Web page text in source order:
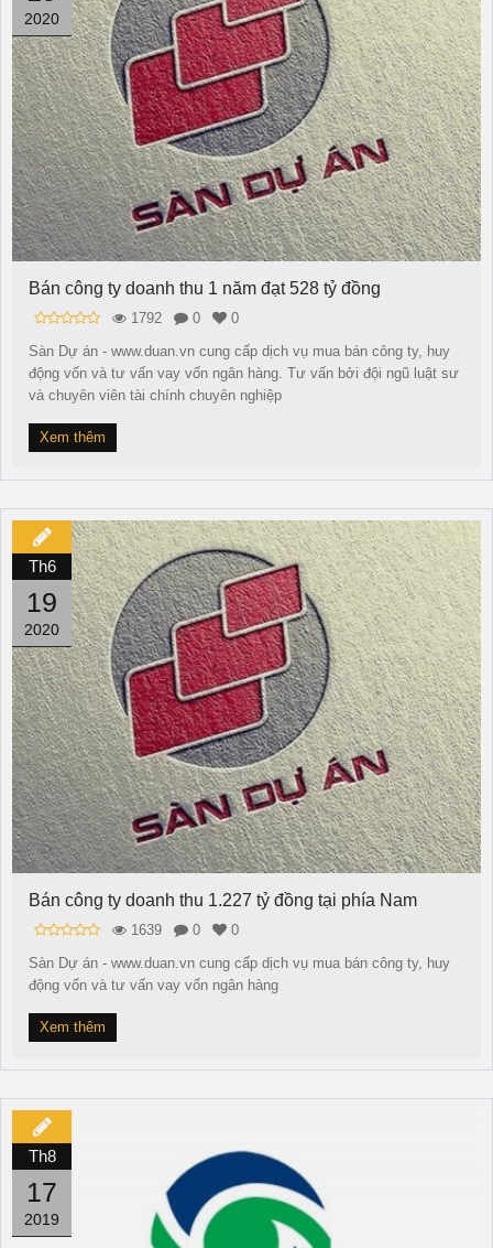
2020
Bán công ty doanh thu 1 năm đạt 528 tỷ đồng
1792 0
0
Sàn Dự án - www.duan.vn cung cấp dịch vụ mua bán công ty, huy
động vốn và tư vấn vay vốn ngân hàng. Tư vấn bởi đội ngũ luật sư
và chuyên viên tài chính chuyên nghiệp
Xem thêm
Th6
19
2020
Bán công ty doanh thu 1.227 tỷ đồng tại phía Nam
1639 0
0
Sàn Dự án - www.duan.vn cung cấp dịch vụ mua bán công ty, huy
động vốn và tư vấn vay vốn ngân hàng
Xem thêm
Th8
17
2019